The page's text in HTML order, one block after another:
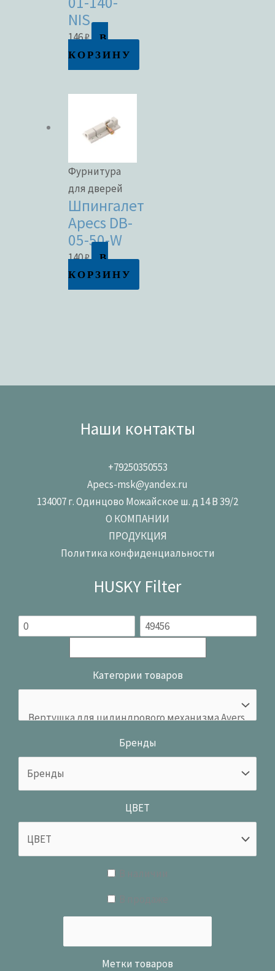
NIS
146₽
В
КОРЗИНУ
Фурнитура
для дверей
Шпингалет
Apecs DB-
05-50-W
140₽
В
КОРЗИНУ
Наши контакты
+79250350553
Apecs-msk@yandex.ru
134007 г. Одинцово Можайское ш. д 14 В 39/2
О КОМПАНИИ
ПРОДУКЦИЯ
Политика конфиденциальности
HUSKY Filter
Категории товаров
Бренды
ЦВЕТ
Метки товаров